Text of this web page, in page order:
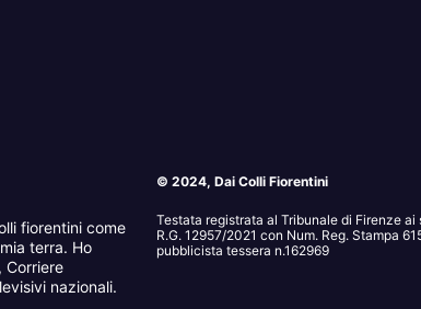
fiorentini come
terra. Ho
Corriere
nazionali.
© 2024, Dai Colli Fiorentini
Testata registrata al Tribunale di Firenze
R.G. 12957/2021 con Num. Reg. Stampa
pubblicista tessera n.162969